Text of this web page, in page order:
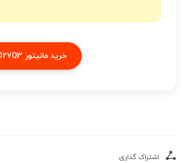
خرید مانیتور FO27Q3 با بهترین قیمت
اشتراک گذاری